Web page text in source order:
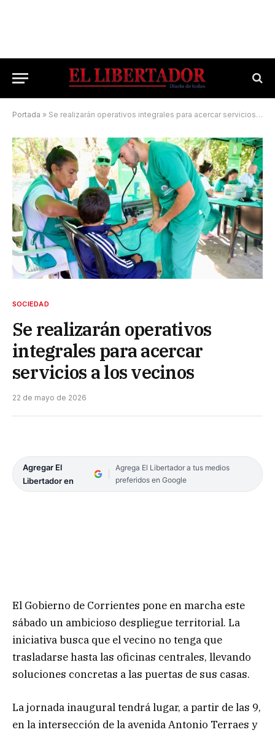
Portada » Se realizarán operativos integrales para acercar servicios a los vecinos
SOCIEDAD
Se realizarán operativos
integrales para acercar
servicios a los vecinos
22 de mayo de 2026
Agregar El
Libertador en
Agrega El Libertador a tus medios
preferidos en Google
El Gobierno de Corrientes pone en marcha este
sábado un ambicioso despliegue territorial. La
iniciativa busca que el vecino no tenga que
trasladarse hasta las oficinas centrales, llevando
soluciones concretas a las puertas de sus casas.
La jornada inaugural tendrá lugar, a partir de las 9,
en la intersección de la avenida Antonio Terraes y